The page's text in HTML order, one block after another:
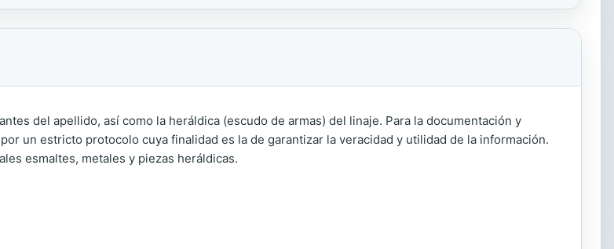
del apellido, así como la heráldica (escudo de armas) del linaje. Para la documentación y
un estricto protocolo cuya finalidad es la de garantizar la veracidad y utilidad de la información.
esmaltes, metales y piezas heráldicas.